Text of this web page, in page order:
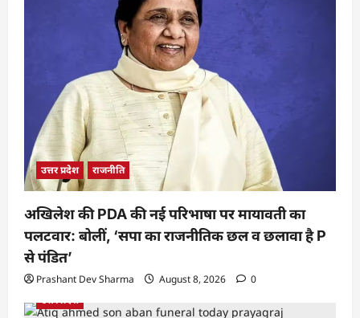
उत्तर प्रदेश राजनीति
अखिलेश की PDA की नई परिभाषा पर मायावती का
पलटवार: बोलीं, ‘सपा का राजनीतिक छल व छलावा है P
से पंडित’
Prashant Dev Sharma August 8, 2026
0
उत्तर प्रदेश